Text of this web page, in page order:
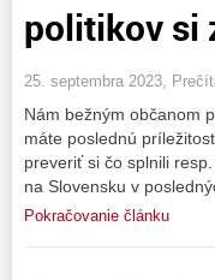
politikov si
25. septembra 2023,
Nám bežným občanom
máte poslednú
preveriť si čo splnili
na Slovensku v
Pokračovanie článku